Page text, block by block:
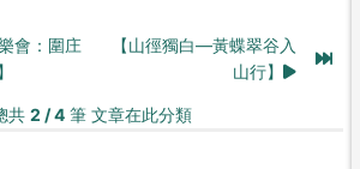
會：圍庄
【山徑獨白—黃蝶翠谷入
山行】
共 2 / 4筆 文章在此分類